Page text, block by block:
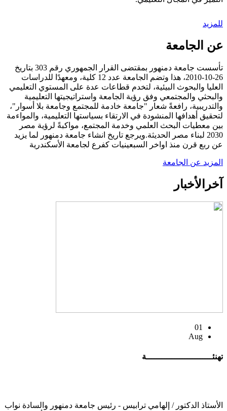
للمزيد
عن الجامعة
تأسست جامعة دمنهور بمقتضى القرار الجمهوري رقم 303 بتاريخ
26-10-2010، هذا وتضم الجامعة عدد 12 كلية، ومعهدًا للدراسات
العليا والبحوث البيئية، لتخدم قطاعات عدة على المستوي التعليمي
والبحثي والمجتمعي وفق رؤية الجامعة واستراتيجيتها التعليمية
والتدريبية، رافعةً شعار "جامعة خادمة للمجتمع وجامعة بلا أسوار"،
لتحقيق أهدافها المنشودة في الارتقاء بسياستها التعليمية، والمواءمة
بين معطيات البحث العلمي وخدمة المجتمع، مواكبةً لرؤية مصر
2030 لبناء مصر الحديثة.ويرجع تاريخ انشاء جامعة دمنهور لما يزيد
عن ربع قرن منذ اواخر السبعينيات كفرع لجامعة الأسكندرية
المزيد عن الجامعة
آخر الأخبار
01
Aug
تهنئــــــــــــــــــــــــــة
الأستاذ الدكتور / إلهامي ترابيس - رئيس جامعة دمنهور والسادة نواب